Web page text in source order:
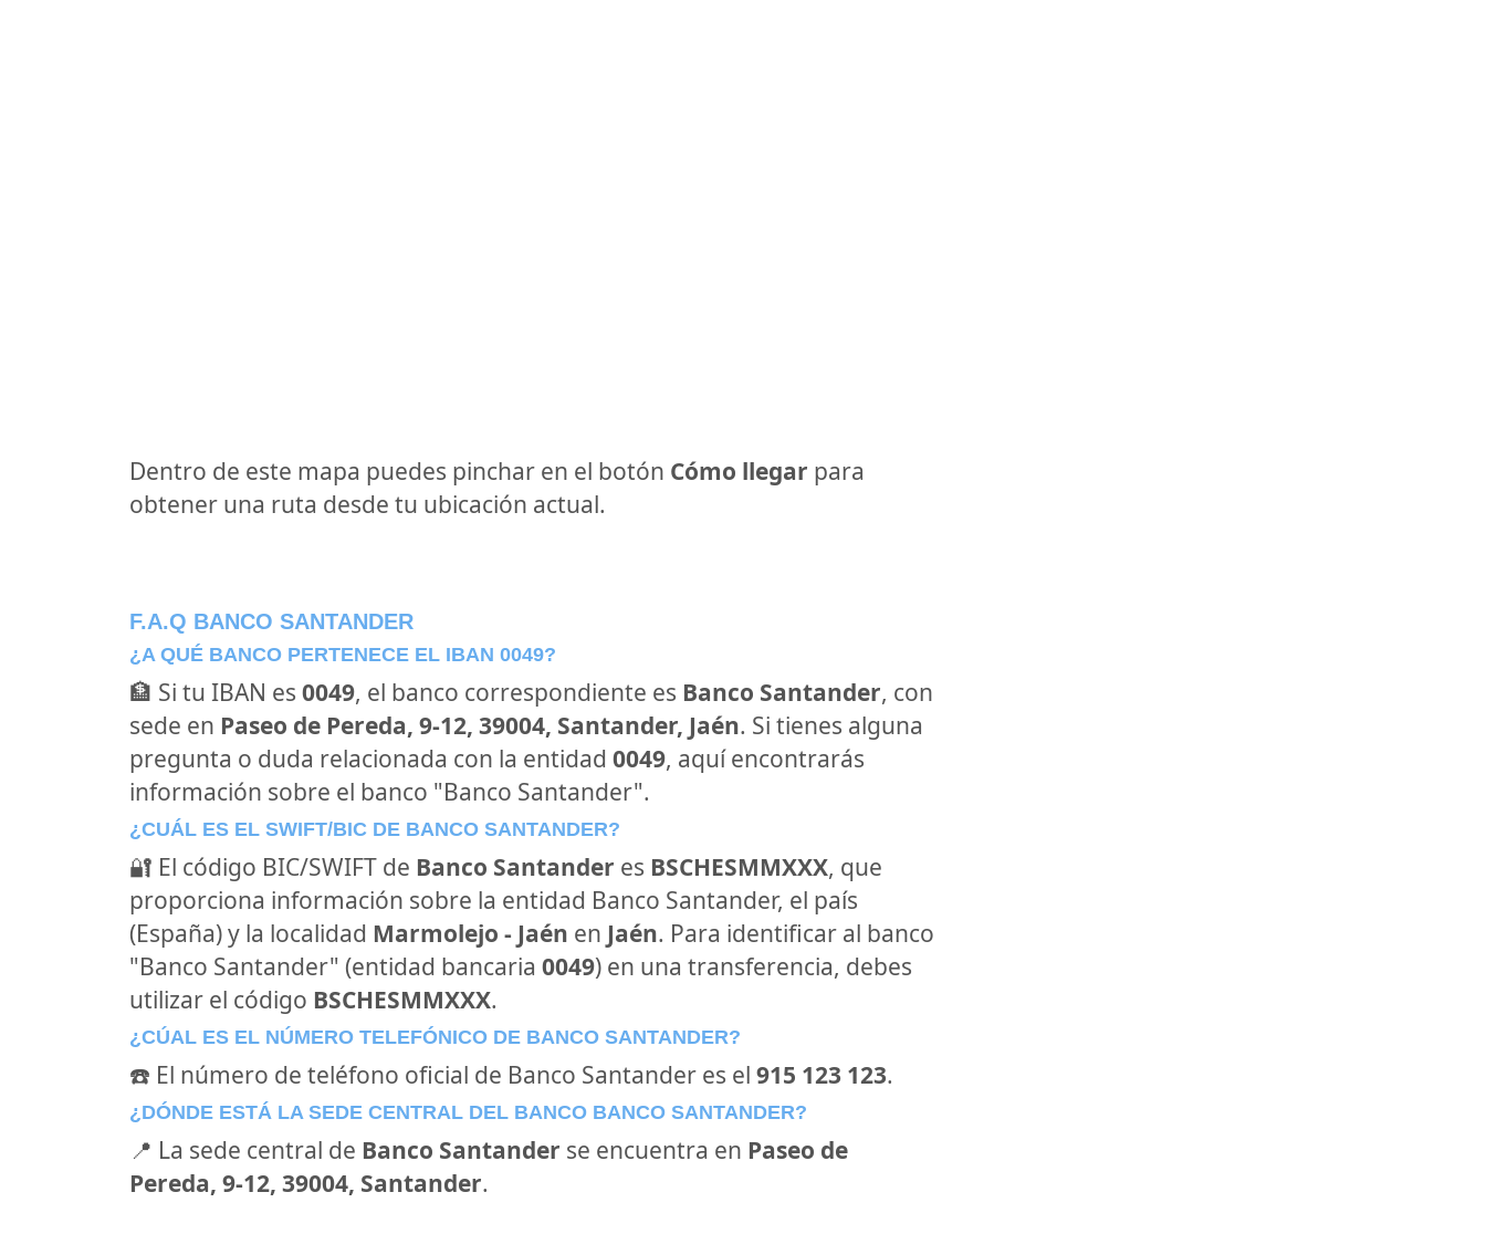
Dentro de este mapa puedes pinchar en el botón Cómo llegar para
obtener una ruta desde tu ubicación actual.
F.A.Q BANCO SANTANDER
¿A QUÉ BANCO PERTENECE EL IBAN 0049?
🏦 Si tu IBAN es 0049, el banco correspondiente es Banco Santander, con
sede en Paseo de Pereda, 9-12, 39004, Santander, Jaén. Si tienes alguna
pregunta o duda relacionada con la entidad 0049, aquí encontrarás
información sobre el banco "Banco Santander".
¿CUÁL ES EL SWIFT/BIC DE BANCO SANTANDER?
🔐 El código BIC/SWIFT de Banco Santander es BSCHESMMXXX, que
proporciona información sobre la entidad Banco Santander, el país
(España) y la localidad Marmolejo - Jaén en Jaén. Para identificar al banco
"Banco Santander" (entidad bancaria 0049) en una transferencia, debes
utilizar el código BSCHESMMXXX.
¿CÚAL ES EL NÚMERO TELEFÓNICO DE BANCO SANTANDER?
☎️ El número de teléfono oficial de Banco Santander es el 915 123 123.
¿DÓNDE ESTÁ LA SEDE CENTRAL DEL BANCO BANCO SANTANDER?
📍 La sede central de Banco Santander se encuentra en Paseo de
Pereda, 9-12, 39004, Santander.